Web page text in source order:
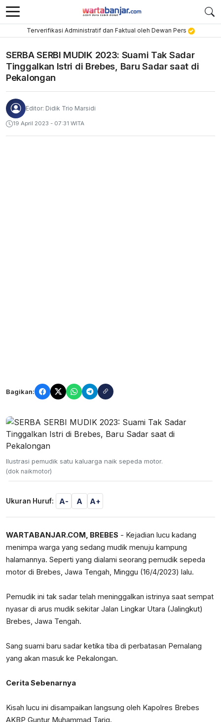
Terverifikasi Administratif dan Faktual oleh Dewan Pers
SERBA SERBI MUDIK 2023: Suami Tak Sadar
Tinggalkan Istri di Brebes, Baru Sadar saat di
Pekalongan
Editor: Didik Trio Marsidi
19 April 2023 - 07:31 WITA
Bagikan:
Ilustrasi pemudik satu kaluarga naik sepeda motor.
(dok naikmotor)
Ukuran Huruf: A- A A+
WARTABANJAR.COM, BREBES - Kejadian lucu kadang
menimpa warga yang sedang mudik menuju kampung
halamannya. Seperti yang dialami seorang pemudik sepeda
motor di Brebes, Jawa Tengah, Minggu (16/4/2023) lalu.
Pemudik ini tak sadar telah meninggalkan istrinya saat sempat
nyasar di arus mudik sekitar Jalan Lingkar Utara (Jalingkut)
Brebes, Jawa Tengah.
Sang suami baru sadar ketika tiba di perbatasan Pemalang
yang akan masuk ke Pekalongan.
Cerita Sebenarnya
Kisah lucu ini disampaikan langsung oleh Kapolres Brebes
AKBP Guntur Muhammad Tariq.